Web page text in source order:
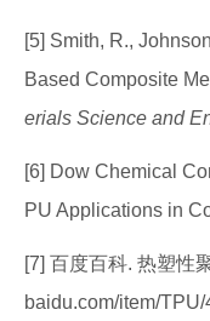
[5] Smith, R.,
Based Composite
erials Science and
[6] Dow Chemical
PU Applications in
[7] 百度百科. 热塑性
baidu.com/item/